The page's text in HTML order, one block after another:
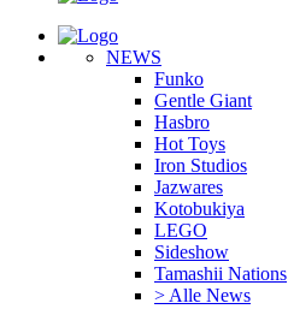
NEWS
Funko
Gentle Giant
Hasbro
Hot Toys
Iron Studios
Jazwares
Kotobukiya
LEGO
Sideshow
Tamashii Nations
> Alle News